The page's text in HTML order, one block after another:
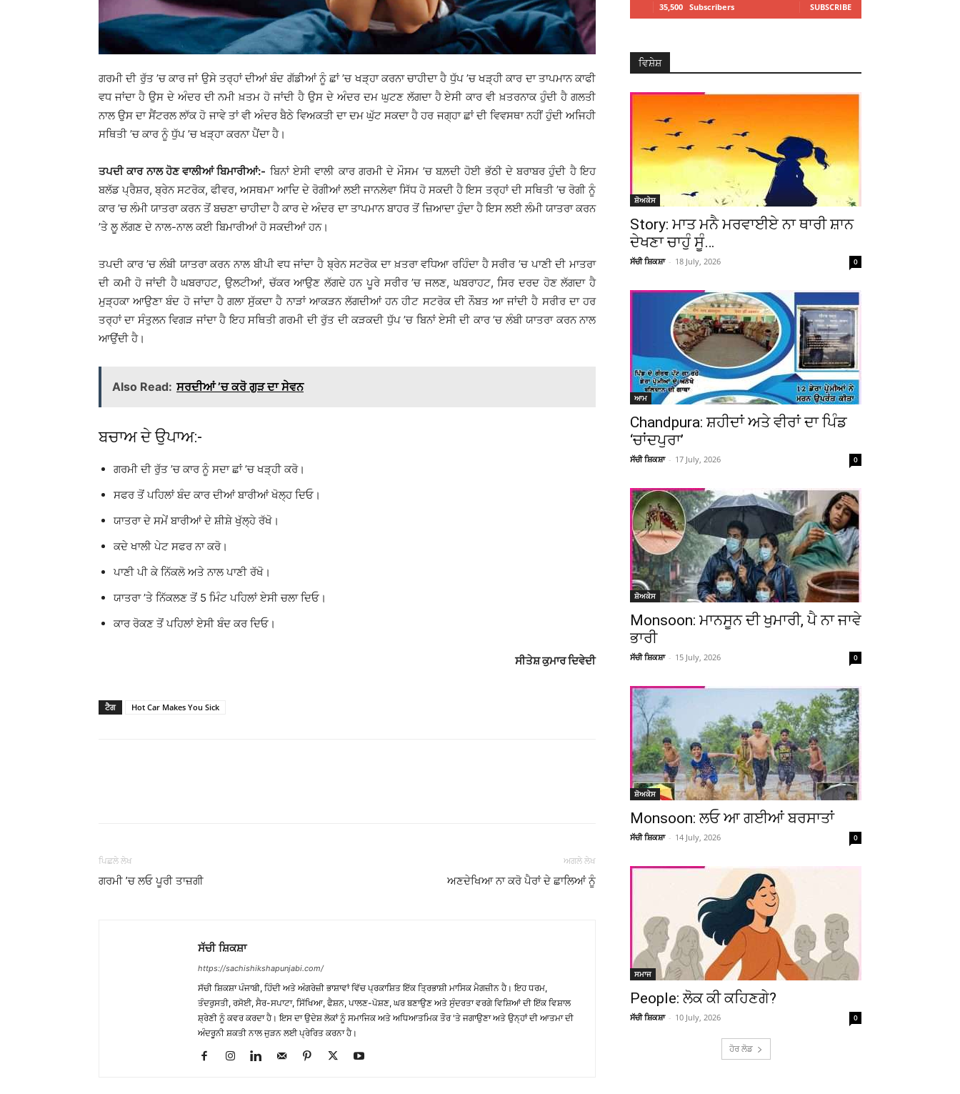
ਗਰਮੀ ਦੀ ਰੁੱਤ ’ਚ ਕਾਰ ਜਾਂ ਉਸੇ ਤਰ੍ਹਾਂ ਦੀਆਂ ਬੰਦ ਗੱਡੀਆਂ ਨੂੰ ਛਾਂ ’ਚ ਖੜ੍ਹਾ ਕਰਨਾ ਚਾਹੀਦਾ ਹੈ ਧੁੱਪ ’ਚ ਖੜ੍ਹੀ ਕਾਰ ਦਾ ਤਾਪਮਾਨ ਕਾਫੀ
ਵਧ ਜਾਂਦਾ ਹੈ ਉਸ ਦੇ ਅੰਦਰ ਦੀ ਨਮੀ ਖ਼ਤਮ ਹੋ ਜਾਂਦੀ ਹੈ ਉਸ ਦੇ ਅੰਦਰ ਦਮ ਘੁਟਣ ਲੱਗਦਾ ਹੈ ਏਸੀ ਕਾਰ ਵੀ ਖ਼ਤਰਨਾਕ ਹੁੰਦੀ ਹੈ ਗਲਤੀ
ਨਾਲ ਉਸ ਦਾ ਸੈਂਟਰਲ ਲਾੱਕ ਹੋ ਜਾਵੇ ਤਾਂ ਵੀ ਅੰਦਰ ਬੈਠੇ ਵਿਅਕਤੀ ਦਾ ਦਮ ਘੁੱਟ ਸਕਦਾ ਹੈ ਹਰ ਜਗ੍ਹਾ ਛਾਂ ਦੀ ਵਿਵਸਥਾ ਨਹੀਂ ਹੁੰਦੀ ਅਜਿਹੀ
ਸਥਿਤੀ ’ਚ ਕਾਰ ਨੂੰ ਧੁੱਪ ’ਚ ਖੜ੍ਹਾ ਕਰਨਾ ਪੈਂਦਾ ਹੈ।
ਤਪਦੀ ਕਾਰ ਨਾਲ ਹੋਣ ਵਾਲੀਆਂ ਬਿਮਾਰੀਆਂ:- ਬਿਨਾਂ ਏਸੀ ਵਾਲੀ ਕਾਰ ਗਰਮੀ ਦੇ ਮੌਸਮ ’ਚ ਬਲ਼ਦੀ ਹੋਈ ਭੱਠੀ ਦੇ ਬਰਾਬਰ ਹੁੰਦੀ ਹੈ ਇਹ
ਬਲੱਡ ਪ੍ਰੈਸ਼ਰ, ਬ੍ਰੇਨ ਸਟਰੋਕ, ਫੀਵਰ, ਅਸਥਮਾ ਆਦਿ ਦੇ ਰੋਗੀਆਂ ਲਈ ਜਾਨਲੇਵਾ ਸਿੱਧ ਹੋ ਸਕਦੀ ਹੈ ਇਸ ਤਰ੍ਹਾਂ ਦੀ ਸਥਿਤੀ ’ਚ ਰੋਗੀ ਨੂੰ
ਕਾਰ ’ਚ ਲੰਮੀ ਯਾਤਰਾ ਕਰਨ ਤੋਂ ਬਚਣਾ ਚਾਹੀਦਾ ਹੈ ਕਾਰ ਦੇ ਅੰਦਰ ਦਾ ਤਾਪਮਾਨ ਬਾਹਰ ਤੋਂ ਜ਼ਿਆਦਾ ਹੁੰਦਾ ਹੈ ਇਸ ਲਈ ਲੰਮੀ ਯਾਤਰਾ ਕਰਨ
’ਤੇ ਲੂ ਲੱਗਣ ਦੇ ਨਾਲ-ਨਾਲ ਕਈ ਬਿਮਾਰੀਆਂ ਹੋ ਸਕਦੀਆਂ ਹਨ।
ਤਪਦੀ ਕਾਰ ’ਚ ਲੰਬੀ ਯਾਤਰਾ ਕਰਨ ਨਾਲ ਬੀਪੀ ਵਧ ਜਾਂਦਾ ਹੈ ਬ੍ਰੇਨ ਸਟਰੋਕ ਦਾ ਖ਼ਤਰਾ ਵਧਿਆ ਰਹਿੰਦਾ ਹੈ ਸਰੀਰ ’ਚ ਪਾਣੀ ਦੀ ਮਾਤਰਾ
ਦੀ ਕਮੀ ਹੋ ਜਾਂਦੀ ਹੈ ਘਬਰਾਹਟ, ਉਲਟੀਆਂ, ਚੱਕਰ ਆਉਣ ਲੱਗਦੇ ਹਨ ਪੂਰੇ ਸਰੀਰ ’ਚ ਜਲਣ, ਘਬਰਾਹਟ, ਸਿਰ ਦਰਦ ਹੋਣ ਲੱਗਦਾ ਹੈ
ਮੁੜ੍ਹਕਾ ਆਉਣਾ ਬੰਦ ਹੋ ਜਾਂਦਾ ਹੈ ਗਲਾ ਸੁੱਕਦਾ ਹੈ ਨਾੜਾਂ ਆਕੜਨ ਲੱਗਦੀਆਂ ਹਨ ਹੀਟ ਸਟਰੋਕ ਦੀ ਨੌਬਤ ਆ ਜਾਂਦੀ ਹੈ ਸਰੀਰ ਦਾ ਹਰ
ਤਰ੍ਹਾਂ ਦਾ ਸੰਤੁਲਨ ਵਿਗੜ ਜਾਂਦਾ ਹੈ ਇਹ ਸਥਿਤੀ ਗਰਮੀ ਦੀ ਰੁੱਤ ਦੀ ਕੜਕਦੀ ਧੁੱਪ ’ਚ ਬਿਨਾਂ ਏਸੀ ਦੀ ਕਾਰ ’ਚ ਲੰਬੀ ਯਾਤਰਾ ਕਰਨ ਨਾਲ
ਆਉਂਦੀ ਹੈ।
Also Read: ਸਰਦੀਆਂ ’ਚ ਕਰੋ ਗੁੜ ਦਾ ਸੇਵਨ
ਬਚਾਅ ਦੇ ਉਪਾਅ:-
ਗਰਮੀ ਦੀ ਰੁੱਤ ’ਚ ਕਾਰ ਨੂੰ ਸਦਾ ਛਾਂ ’ਚ ਖੜ੍ਹੀ ਕਰੋ।
ਸਫਰ ਤੋਂ ਪਹਿਲਾਂ ਬੰਦ ਕਾਰ ਦੀਆਂ ਬਾਰੀਆਂ ਖੋਲ੍ਹ ਦਿਓ।
ਯਾਤਰਾ ਦੇ ਸਮੇਂ ਬਾਰੀਆਂ ਦੇ ਸ਼ੀਸ਼ੇ ਖੁੱਲ੍ਹੇ ਰੱਖੋ।
ਕਦੇ ਖਾਲੀ ਪੇਟ ਸਫਰ ਨਾ ਕਰੋ।
ਪਾਣੀ ਪੀ ਕੇ ਨਿੱਕਲੋ ਅਤੇ ਨਾਲ ਪਾਣੀ ਰੱਖੋ।
ਯਾਤਰਾ ’ਤੇ ਨਿੱਕਲਣ ਤੋਂ 5 ਮਿੰਟ ਪਹਿਲਾਂ ਏਸੀ ਚਲਾ ਦਿਓ।
ਕਾਰ ਰੋਕਣ ਤੋਂ ਪਹਿਲਾਂ ਏਸੀ ਬੰਦ ਕਰ ਦਿਓ।
ਸੀਤੇਸ਼ ਕੁਮਾਰ ਦਿਵੇਦੀ
ਟੈਗ Hot Car Makes You Sick
Telegram Copy URL
ਪਿਛਲੇ ਲੇਖ
ਗਰਮੀ ’ਚ ਲਓ ਪੂਰੀ ਤਾਜ਼ਗੀ
ਅਗਲੇ ਲੇਖ
ਅਣਦੇਖਿਆ ਨਾ ਕਰੋ ਪੈਰਾਂ ਦੇ ਛਾਲਿਆਂ ਨੂੰ
ਸੱਚੀ ਸ਼ਿਕਸ਼ਾ
https://sachishikshapunjabi.com/
ਸੱਚੀ ਸ਼ਿਕਸ਼ਾ ਪੰਜਾਬੀ, ਹਿੰਦੀ ਅਤੇ ਅੰਗਰੇਜ਼ੀ ਭਾਸ਼ਾਵਾਂ ਵਿੱਚ ਪ੍ਰਕਾਸ਼ਿਤ ਇੱਕ ਤ੍ਰਿਭਾਸ਼ੀ ਮਾਸਿਕ ਮੈਗਜ਼ੀਨ ਹੈ। ਇਹ ਧਰਮ,
ਤੰਦਰੁਸਤੀ, ਰਸੋਈ, ਸੈਰ-ਸਪਾਟਾ, ਸਿੱਖਿਆ, ਫੈਸ਼ਨ, ਪਾਲਣ-ਪੋਸ਼ਣ, ਘਰ ਬਣਾਉਣ ਅਤੇ ਸੁੰਦਰਤਾ ਵਰਗੇ ਵਿਸ਼ਿਆਂ ਦੀ ਇੱਕ ਵਿਸ਼ਾਲ
ਸ਼੍ਰੇਣੀ ਨੂੰ ਕਵਰ ਕਰਦਾ ਹੈ। ਇਸ ਦਾ ਉਦੇਸ਼ ਲੋਕਾਂ ਨੂੰ ਸਮਾਜਿਕ ਅਤੇ ਅਧਿਆਤਮਿਕ ਤੌਰ 'ਤੇ ਜਗਾਉਣਾ ਅਤੇ ਉਨ੍ਹਾਂ ਦੀ ਆਤਮਾ ਦੀ
ਅੰਦਰੂਨੀ ਸ਼ਕਤੀ ਨਾਲ ਜੁੜਨ ਲਈ ਪ੍ਰੇਰਿਤ ਕਰਨਾ ਹੈ।
35,500 Subscribers SUBSCRIBE
ਵਿਸ਼ੇਸ਼
ਸ਼ੋਅਕੇਸ
Story: ਮਾਤ ਮਨੈ ਮਰਵਾਈਏ ਨਾ ਥਾਰੀ ਸ਼ਾਨ
ਦੇਖਣਾ ਚਾਹੁੰ ਸੂੰ…
ਸੱਚੀ ਸ਼ਿਕਸ਼ਾ - 18 July, 2026 0
ਆਮ
Chandpura: ਸ਼ਹੀਦਾਂ ਅਤੇ ਵੀਰਾਂ ਦਾ ਪਿੰਡ
‘ਚਾਂਦਪੁਰਾ’
ਸੱਚੀ ਸ਼ਿਕਸ਼ਾ - 17 July, 2026 0
ਸ਼ੋਅਕੇਸ
Monsoon: ਮਾਨਸੂਨ ਦੀ ਖੁਮਾਰੀ, ਪੈ ਨਾ ਜਾਵੇ
ਭਾਰੀ
ਸੱਚੀ ਸ਼ਿਕਸ਼ਾ - 15 July, 2026 0
ਸ਼ੋਅਕੇਸ
Monsoon: ਲਓ ਆ ਗਈਆਂ ਬਰਸਾਤਾਂ
ਸੱਚੀ ਸ਼ਿਕਸ਼ਾ - 14 July, 2026 0
ਸਮਾਜ
People: ਲੋਕ ਕੀ ਕਹਿਣਗੇ?
ਸੱਚੀ ਸ਼ਿਕਸ਼ਾ - 10 July, 2026 0
ਹੋਰ ਲੋਡ